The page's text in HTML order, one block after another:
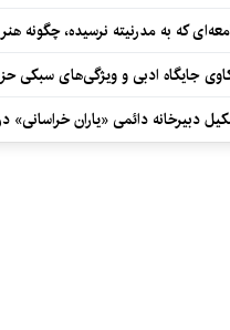
که به مدرنیته نرسیده، چگونه
جایگاه ادبی و ویژگی‌های سبکی
دبیرخانه دائمی «یاران خراسانی»